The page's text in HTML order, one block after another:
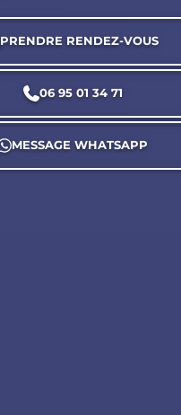
PRENDRE RENDEZ-VOUS
06 95 01 34 71
MESSAGE WHATSAPP